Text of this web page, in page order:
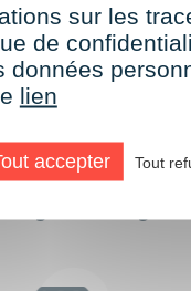
le choix de
formations
sur les
de
données
lien
accepter Tout